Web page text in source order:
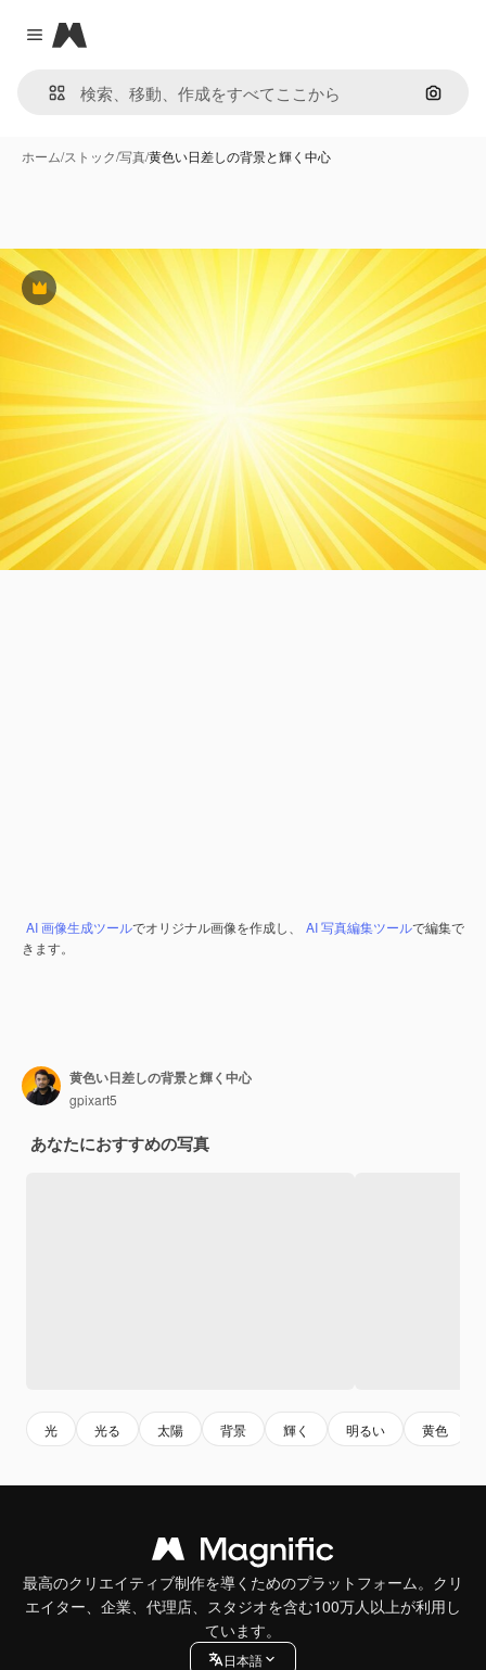
Close menu
Magnific
画像で
ホーム/ストック/写真/黄色い日差しの背景と輝く中心
Premium
AI 画像生成ツールでオリジナル画像を作成し、 AI 写真編集ツールで編集で
きます。
黄色い日差しの背景と輝く中心
gpixart5
あなたにおすすめの写真
光 光る 太陽 背景 輝く 明るい 黄色
最高のクリエイティブ制作を導くためのプラットフォーム。クリ
エイター、企業、代理店、スタジオを含む100万人以上が利用し
ています。
日本語